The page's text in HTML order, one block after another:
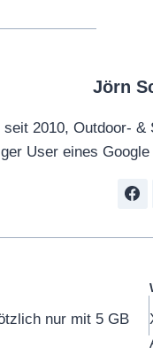
Jörn
seit 2010, Outdoor-
User eines
nur mit 5 GB